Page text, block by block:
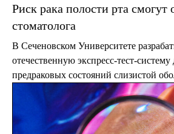
Риск рака полости рта смогут
стоматолога
В Сеченовском Университете
отечественную экспресс-тест-
предраковых состояний слизистой